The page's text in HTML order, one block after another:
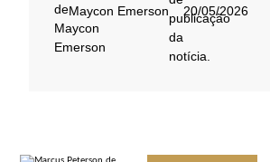
Maycon Emerson 20/05/2026